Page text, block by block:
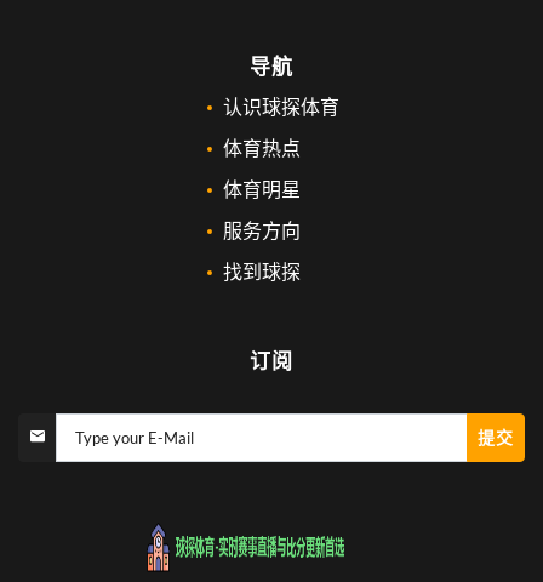
导航
认识球探体育
体育热点
体育明星
服务方向
找到球探
订阅
Type your E-Mail 提交